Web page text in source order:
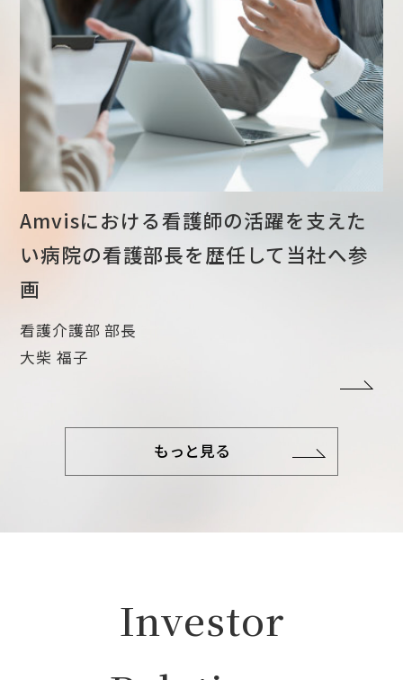
Amvisにおける看護師の活躍を支えた
い病院の看護部長を歴任して当社へ参
画
看護介護部 部長
大柴 福子
もっと見る
Investor